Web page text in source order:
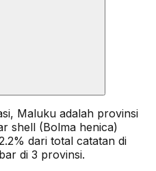
Maluku adalah provinsi
shell (Bolma henica)
dari total catatan di
di 3 provinsi.